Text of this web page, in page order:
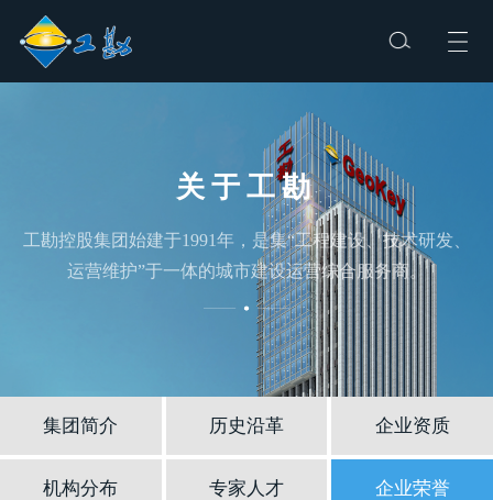
关于工勘
工勘控股集团始建于1991年，是集“工程建设、技术研发、
运营维护”于一体的城市建设运营综合服务商。
集团简介 历史沿革 企业资质
机构分布 专家人才 企业荣誉